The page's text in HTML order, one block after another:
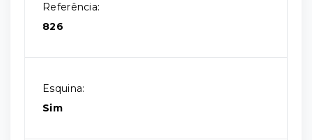
Referência:
826
Esquina:
Sim